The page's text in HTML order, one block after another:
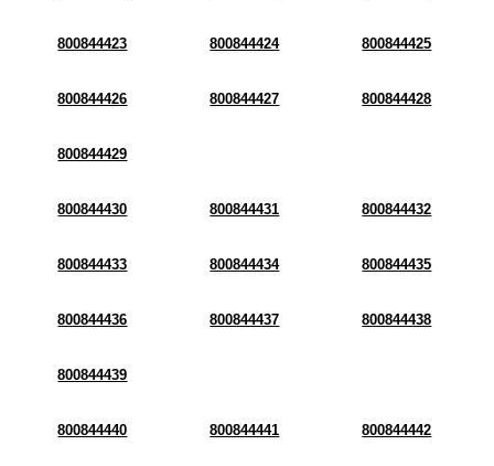
800844423 800844424 800844425
800844426 800844427 800844428
800844429
800844430 800844431 800844432
800844433 800844434 800844435
800844436 800844437 800844438
800844439
800844440 800844441 800844442